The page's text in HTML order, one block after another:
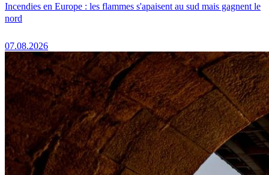
Incendies en Europe : les flammes s'apaisent au sud mais gagnent le
nord
07.08.2026